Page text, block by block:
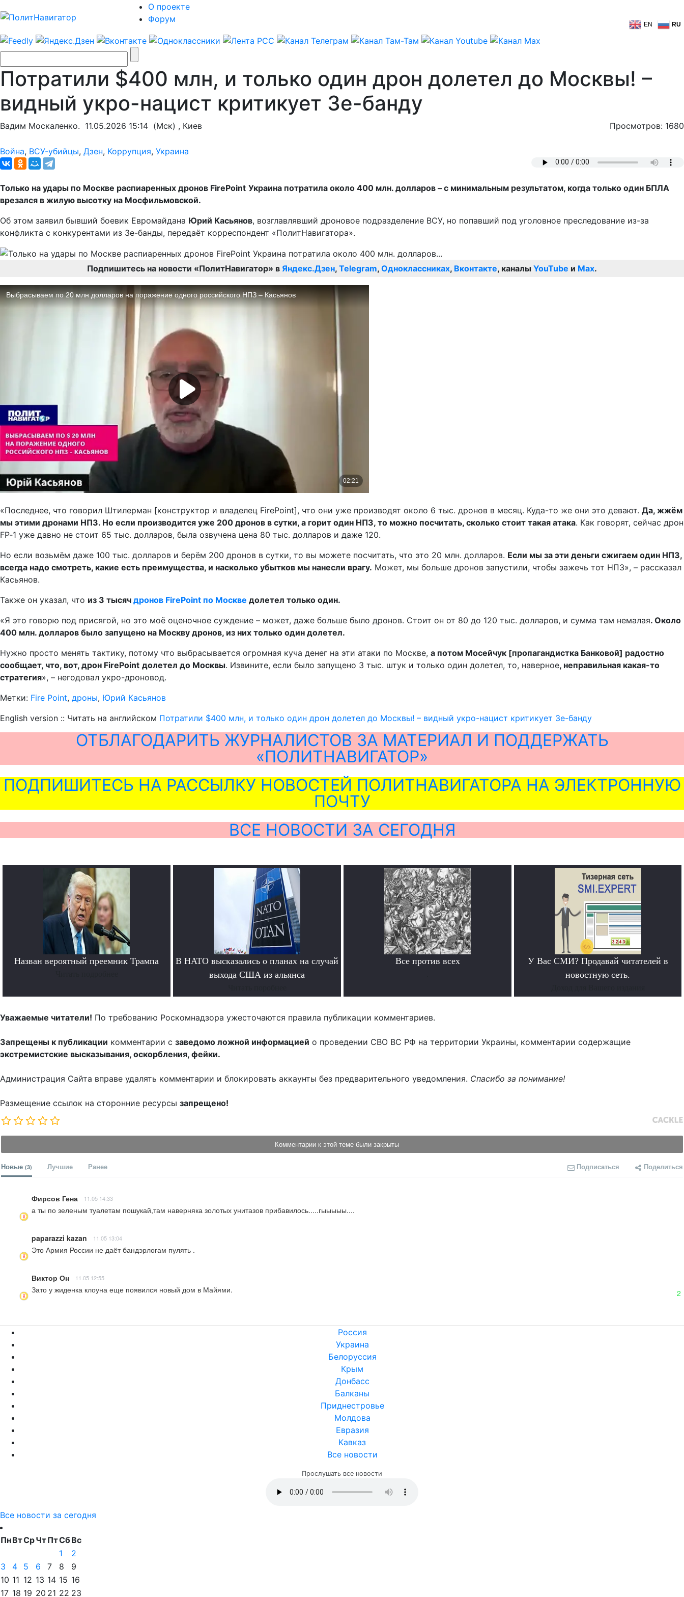
О проекте
Форум
EN RU
Потратили $400 млн, и только один дрон долетел до Москвы! –
видный укро-нацист критикует Зе-банду
Вадим Москаленко. 11.05.2026 15:14 (Мск) , Киев Просмотров: 1680
Война, ВСУ-убийцы, Дзен, Коррупция, Украина
Только на удары по Москве распиаренных дронов FirePoint Украина потратила около 400 млн. долларов – с минимальным результатом, когда только один БПЛА
врезался в жилую высотку на Мосфильмовской.
Об этом заявил бывший боевик Евромайдана Юрий Касьянов, возглавлявший дроновое подразделение ВСУ, но попавший под уголовное преследование из-за
конфликта с конкурентами из Зе-банды, передаёт корреспондент «ПолитНавигатора».
Подпишитесь на новости «ПолитНавигатор» в Яндекс.Дзен, Telegram, Одноклассниках, Вконтакте, каналы YouTube и Max.
«Последнее, что говорил Штилерман [конструктор и владелец FirePoint], что они уже производят около 6 тыс. дронов в месяц. Куда-то же они это девают. Да, жжём
мы этими дронами НПЗ. Но если производится уже 200 дронов в сутки, а горит один НПЗ, то можно посчитать, сколько стоит такая атака. Как говорят, сейчас дрон
FP‑1 уже давно не стоит 65 тыс. долларов, была озвучена цена 80 тыс. долларов и даже 120.
Но если возьмём даже 100 тыс. долларов и берём 200 дронов в сутки, то вы можете посчитать, что это 20 млн. долларов. Если мы за эти деньги сжигаем один НПЗ,
всегда надо смотреть, какие есть преимущества, и насколько убытков мы нанесли врагу. Может, мы больше дронов запустили, чтобы зажечь тот НПЗ», – рассказал
Касьянов.
Также он указал, что из 3 тысяч дронов FirePoint по Москве долетел только один.
«Я это говорю под присягой, но это моё оценочное суждение – может, даже больше было дронов. Стоит он от 80 до 120 тыс. долларов, и сумма там немалая. Около
400 млн. долларов было запущено на Москву дронов, из них только один долетел.
Нужно просто менять тактику, потому что выбрасывается огромная куча денег на эти атаки по Москве, а потом Мосейчук [пропагандистка Банковой] радостно
сообщает, что, вот, дрон FirePoint долетел до Москвы. Извините, если было запущено 3 тыс. штук и только один долетел, то, наверное, неправильная какая-то
стратегия», – негодовал укро-дроновод.
Метки: Fire Point, дроны, Юрий Касьянов
English version :: Читать на английском Потратили $400 млн, и только один дрон долетел до Москвы! – видный укро-нацист критикует Зе-банду
ОТБЛАГОДАРИТЬ ЖУРНАЛИСТОВ ЗА МАТЕРИАЛ И ПОДДЕРЖАТЬ
«ПОЛИТНАВИГАТОР»
ПОДПИШИТЕСЬ НА РАССЫЛКУ НОВОСТЕЙ ПОЛИТНАВИГАТОРА НА ЭЛЕКТРОННУЮ
ПОЧТУ
ВСЕ НОВОСТИ ЗА СЕГОДНЯ
Назван вероятный преемник Трампа
В НАТО высказались о планах на случай
выхода США из альянса
Все против всех
У Вас СМИ? Продавай читателей в
новостную сеть.
Уважаемые читатели! По требованию Роскомнадзора ужесточаются правила публикации комментариев.
Запрещены к публикации комментарии с заведомо ложной информацией о проведении СВО ВС РФ на территории Украины, комментарии содержащие
экстремистские высказывания, оскорбления, фейки.
Администрация Сайта вправе удалять комментарии и блокировать аккаунты без предварительного уведомления. Спасибо за понимание!
Размещение ссылок на сторонние ресурсы запрещено!
Комментарии к этой теме были закрыты
Новые (3) Лучшие Ранее Подписаться Поделиться
Фирсов Гена 11.05 14:33
а ты по зеленым туалетам пошукай,там наверняка золотых унитазов прибавилось.....гыыыыы....
paparazzi kazan 11.05 13:04
Это Армия России не даёт бандэрлогам пулять .
Виктор Он 11.05 12:55
Зато у жиденка клоуна еще появился новый дом в Майями. 2
Россия
Украина
Белоруссия
Крым
Донбасс
Балканы
Приднестровье
Молдова
Евразия
Кавказ
Все новости
Прослушать все новости
Все новости за сегодня
ПнВтСрЧтПтСбВс
1
2
3
4 5 6 7 8
9
10 11 12 13 14 15 16
17 18 19 20 21 22 23